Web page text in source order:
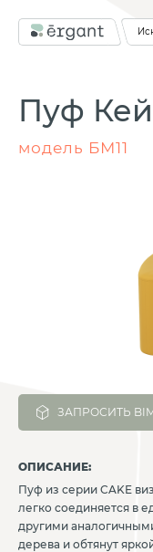
Пуф
модель БМ11
ЗАПРОСИТЬ
ОПИСАНИЕ:
Пуф из серии CAKE
легко соединяется в
другими
дерева и обтянут